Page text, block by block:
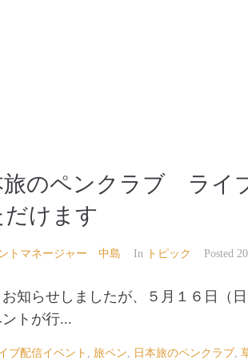
旅のペンクラブ ライ
だけます
トマネージャー 中島 In トピック Posted
知らせしましたが、５月１６日（
トが行...
ブ配信イベント , 旅ペン, 日本旅のペンクラブ,